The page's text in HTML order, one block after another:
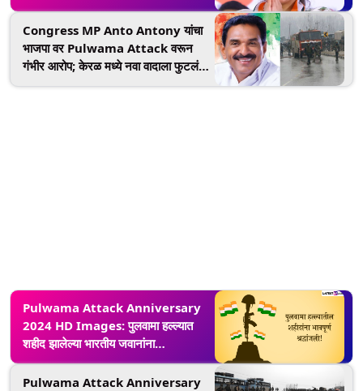
आयोगाकडे तक्रार
Congress MP Anto Antony यांचा
भाजपा वर Pulwama Attack वरून
गंभीर आरोप; केरळ मध्ये नवा वादाला फुटलं
Pulwama Attack Anniversary
2024 HD Images: पुलवामा हल्ल्यात
शहीद झालेल्या भारतीय जवानांना
Messages, Wishes, WhatsApp
Status द्वारे अर्पण करा श्रद्धांजली!
Pulwama Attack Anniversary